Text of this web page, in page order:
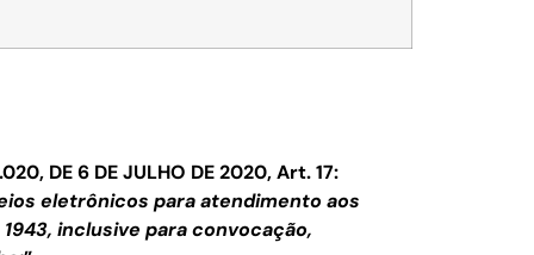
DE 6 DE JULHO DE 2020, Art. 17:
eletrônicos para atendimento aos
inclusive para convocação,